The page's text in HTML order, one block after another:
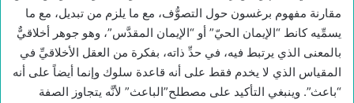
مقارنة مفهوم برغسون حول التصوُّف، مع ما يلزم من تبديل، مع ما
يسمِّيه كانط “الإيمان الحيّ” أو “الإيمان المقدَّس”، وهو جوهر أخلاقيٌّ
بالمعنى الذي يرتبط فيه، في حدِّ ذاته، بفكرة من العقل الأخلاقيِّ في
المقياس الذي لا يخدم فقط على أنه قاعدة سلوك وإنما أيضاً على أنه
“باعث”. وينبغي التأكيد على مصطلح”الباعث” لأنَّه يتجاوز الصفة